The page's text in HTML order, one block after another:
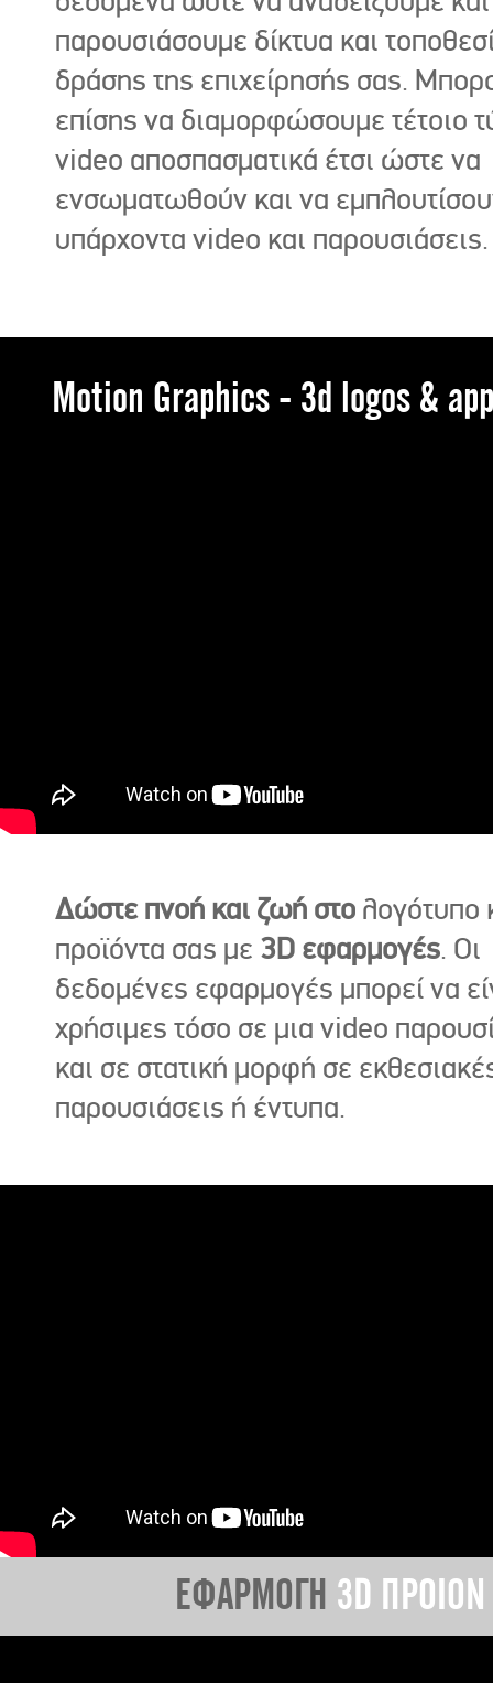
παρουσιάσουμε δίκτυα και
δράσης της επιχείρησής σας.
επίσης να διαμορφώσουμε τέτοιο
video αποσπασματικά έτσι ώστε να
ενσωματωθούν και να
υπάρχοντα video και παρουσιάσεις.
Motion Graphics - 3d logos &
Δώστε πνοή και ζωή στο λογότυπο
προϊόντα σας με 3D εφαρμογές. Οι
δεδομένες εφαρμογές μπορεί να
χρήσιμες τόσο σε μια video
και σε στατική μορφή σε
παρουσιάσεις ή έντυπα.
ΕΦΑΡΜΟΓΗ 3D ΠΡΟΙΟΝ